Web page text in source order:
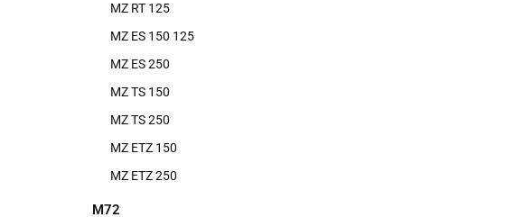
MZ RT 125
MZ ES 150 125
MZ ES 250
MZ TS 150
MZ TS 250
MZ ETZ 150
MZ ETZ 250
M72